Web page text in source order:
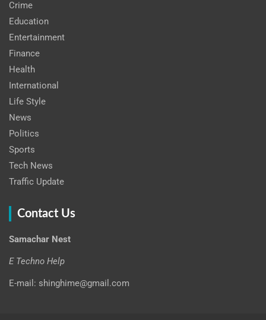
Crime
Education
Entertainment
Finance
Health
International
Life Style
News
Politics
Sports
Tech News
Traffic Update
Contact Us
Samachar Nest
E Techno Help
E-mail: shinghime@gmail.com